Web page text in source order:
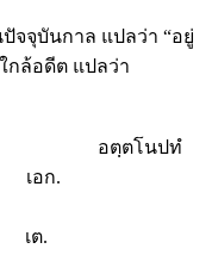
จจุบันกาล แปลว่า “อยู่
กล้อดีต แปลว่า
ตฺตโนปทํ
. เอก.
. เต.